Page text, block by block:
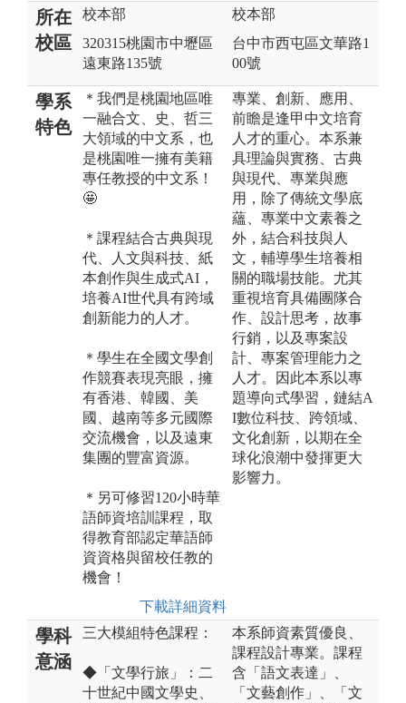
所在
校區
校本部
320315桃園市中壢區
遠東路135號
校本部
台中市西屯區文華路1
00號
學系
特色
＊我們是桃園地區唯
一融合文、史、哲三
大領域的中文系，也
是桃園唯一擁有美籍
專任教授的中文系！
🤩
＊課程結合古典與現
代、人文與科技、紙
本創作與生成式AI，
培養AI世代具有跨域
創新能力的人才。
＊學生在全國文學創
作競賽表現亮眼，擁
有香港、韓國、美
國、越南等多元國際
交流機會，以及遠東
集團的豐富資源。
＊另可修習120小時華
語師資培訓課程，取
得教育部認定華語師
資資格與留校任教的
機會！
下載詳細資料
專業、創新、應用、
前瞻是逢甲中文培育
人才的重心。本系兼
具理論與實務、古典
與現代、專業與應
用，除了傳統文學底
蘊、專業中文素養之
外，結合科技與人
文，輔導學生培養相
關的職場技能。尤其
重視培育具備團隊合
作、設計思考，故事
行銷，以及專案設
計、專案管理能力之
人才。因此本系以專
題導向式學習，鏈結A
I數位科技、跨領域、
文化創新，以期在全
球化浪潮中發揮更大
影響力。
學科
意涵
三大模組特色課程：
◆「文學行旅」：二
十世紀中國文學史、
本系師資素質優良、
課程設計專業。課程
含「語文表達」、
「文藝創作」、「文